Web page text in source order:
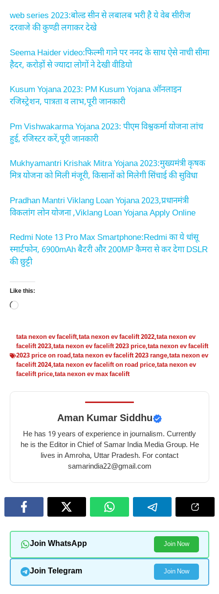
web series 2023:बोल्ड सीन से लबालब भरी है ये वेब सीरीज
दरवाजे की कुण्डी लगाकर देखे
Seema Haider video:फिल्मी गाने पर ननद के साथ ऐसे नाची सीमा
हैदर, करोड़ों से ज्यादा लोगों ने देखी वीडियो
Kusum Yojana 2023: PM Kusum Yojana ऑनलाइन
रजिस्ट्रेशन, पात्रता व लाभ,पूरी जानकारी
Pm Vishwakarma Yojana 2023: पीएम विश्वकर्मा योजना लांच
हुई, रजिस्टर करें,पूरी जानकारी
Mukhyamantri Krishak Mitra Yojana 2023:मुख्यमंत्री कृषक
मित्र योजना को मिली मंजूरी, किसानों को मिलेगी सिंचाई की सुविधा
Pradhan Mantri Viklang Loan Yojana 2023,प्रधानमंत्री
विकलांग लोन योजना ,Viklang Loan Yojana Apply Online
Redmi Note 13 Pro Max Smartphone:Redmi का ये धांसू
स्मार्टफोन, 6900mAh बैटरी और 200MP कैमरा से कर देगा DSLR
की छुट्टी
Like this:
Loading…
tata nexon ev facelift,tata nexon ev facelift 2022,tata nexon ev
facelift 2023,tata nexon ev facelift 2023 price,tata nexon ev facelift
2023 price on road,tata nexon ev facelift 2023 range,tata nexon ev
facelift 2024,tata nexon ev facelift on road price,tata nexon ev
facelift price,tata nexon ev max facelift
Aman Kumar Siddhu
He has 19 years of experience in journalism. Currently
he is the Editor in Chief of Samar India Media Group. He
lives in Amroha, Uttar Pradesh. For contact
samarindia22@gmail.com
Join WhatsApp Join Now
Join Telegram Join Now